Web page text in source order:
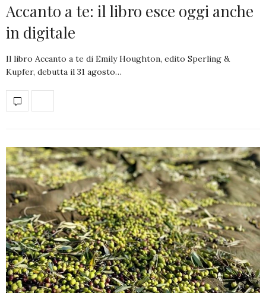
Accanto a te: il libro esce oggi anche
in digitale
Il libro Accanto a te di Emily Houghton, edito Sperling &
Kupfer, debutta il 31 agosto…